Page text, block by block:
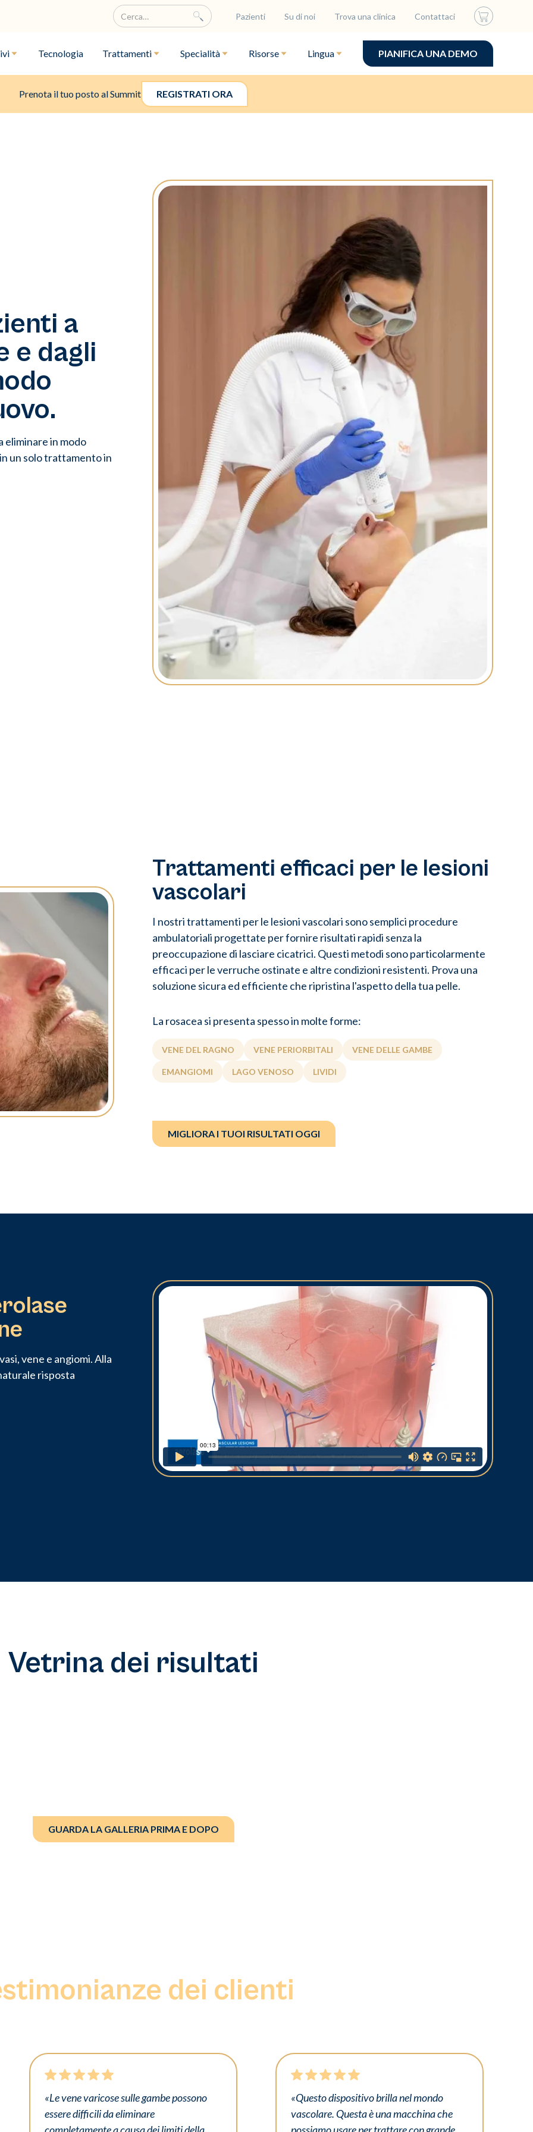
Pazienti Su di noi Trova una clinica Contattaci
Tecnologia Trattamenti Specialità Risorse Lingua PIANIFICA UNA DEMO
Prenota il tuo posto al Summit REGISTRATI ORA
a
e dagli
eliminare in modo
un solo trattamento in
Trattamenti efficaci per le lesioni
vascolari
I nostri trattamenti per le lesioni vascolari sono semplici procedure
ambulatoriali progettate per fornire risultati rapidi senza la
preoccupazione di lasciare cicatrici. Questi metodi sono particolarmente
efficaci per le verruche ostinate e altre condizioni resistenti. Prova una
soluzione sicura ed efficiente che ripristina l'aspetto della tua pelle.
La rosacea si presenta spesso in molte forme:
VENE DEL RAGNO VENE PERIORBITALI VENE DELLE GAMBE
EMANGIOMI LAGO VENOSO LIVIDI
MIGLIORA I TUOI RISULTATI OGGI
vene e angiomi. Alla
risposta
Vetrina dei risultati
GUARDA LA GALLERIA PRIMA E DOPO
dei clienti
«Le vene varicose sulle gambe possono
essere difficili da eliminare
«Questo dispositivo brilla nel mondo
vascolare. Questa è una macchina che